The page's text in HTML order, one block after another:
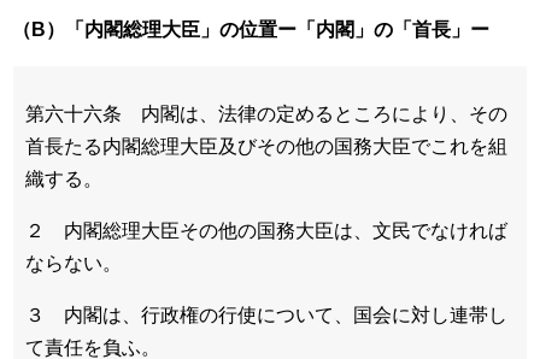
（B）「内閣総理大臣」の位置ー「内閣」の「首長」ー
第六十六条 内閣は、法律の定めるところにより、その
首長たる内閣総理大臣及びその他の国務大臣でこれを組
織する。
２ 内閣総理大臣その他の国務大臣は、文民でなければ
ならない。
３ 内閣は、行政権の行使について、国会に対し連帯し
て責任を負ふ。